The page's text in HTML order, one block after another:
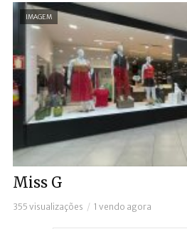
IMAGEM
Miss G
355 visualizações 1 vendo agora